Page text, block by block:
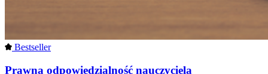
Bestseller
Prawna odpowiedzialność nauczyciela